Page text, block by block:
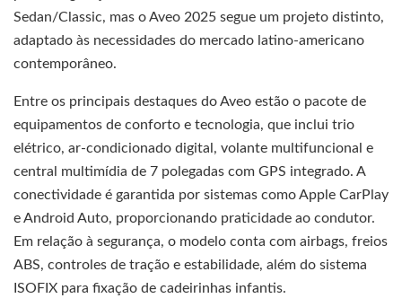
Sedan/Classic, mas o Aveo 2025 segue um projeto distinto,
adaptado às necessidades do mercado latino-americano
contemporâneo.
Entre os principais destaques do Aveo estão o pacote de
equipamentos de conforto e tecnologia, que inclui trio
elétrico, ar-condicionado digital, volante multifuncional e
central multimídia de 7 polegadas com GPS integrado. A
conectividade é garantida por sistemas como Apple CarPlay
e Android Auto, proporcionando praticidade ao condutor.
Em relação à segurança, o modelo conta com airbags, freios
ABS, controles de tração e estabilidade, além do sistema
ISOFIX para fixação de cadeirinhas infantis.